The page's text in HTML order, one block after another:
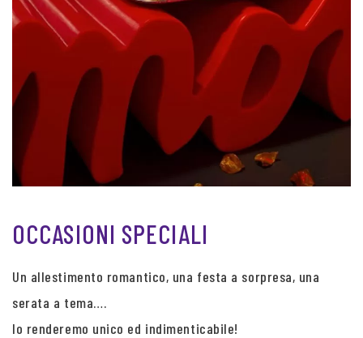
OCCASIONI SPECIALI
Un allestimento romantico, una festa a sorpresa, una
serata a tema….
lo renderemo unico ed indimenticabile!